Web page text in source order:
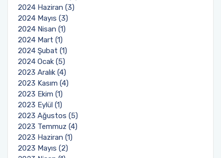
2024 Haziran (3)
2024 Mayıs (3)
2024 Nisan (1)
2024 Mart (1)
2024 Şubat (1)
2024 Ocak (5)
2023 Aralık (4)
2023 Kasım (4)
2023 Ekim (1)
2023 Eylül (1)
2023 Ağustos (5)
2023 Temmuz (4)
2023 Haziran (1)
2023 Mayıs (2)